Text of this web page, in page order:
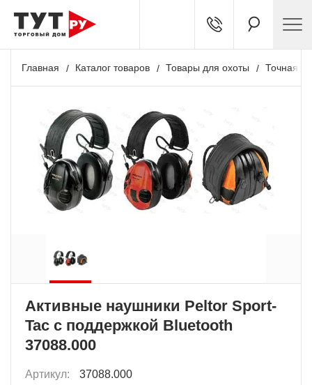
Главная Каталог товаров Товары для охоты Точная
Активные наушники Peltor Sport-
Tac с поддержкой Bluetooth
37088.000
Артикул: 37088.000